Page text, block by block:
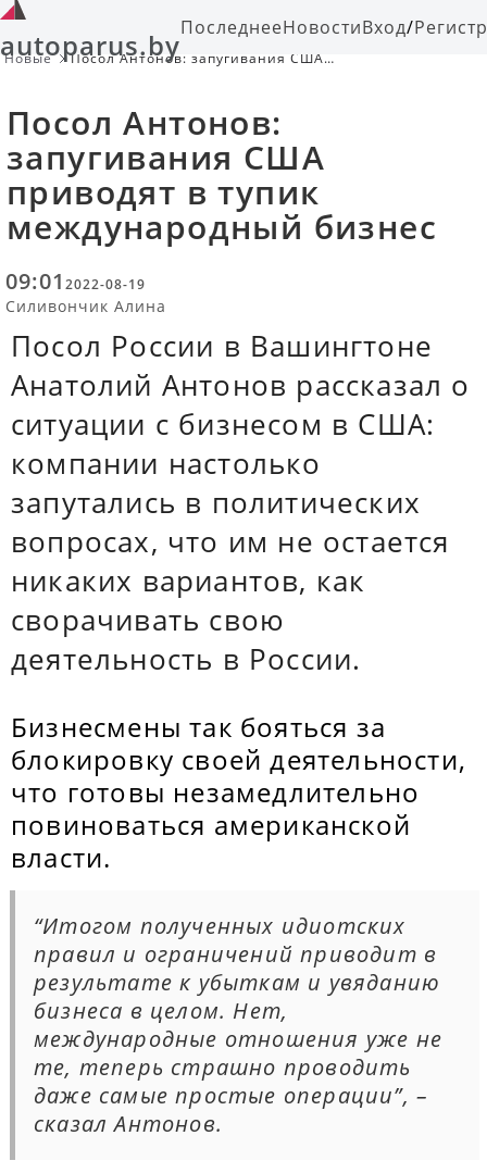
autoparus.byПоследнееНовостиВход/
Новые
Посол Антонов: запугивания США
Посол Антонов:
запугивания США
приводят в тупик
международный бизнес
09:01 2022-08-19
Силивончик Алина
Посол России в Вашингтоне
Анатолий Антонов рассказал о
ситуации с бизнесом в США:
компании настолько
запутались в политических
вопросах, что им не остается
никаких вариантов, как
сворачивать свою
деятельность в России.
Бизнесмены так бояться за
блокировку своей деятельности,
что готовы незамедлительно
повиноваться американской
власти.
“Итогом полученных идиотских
правил и ограничений приводит в
результате к убыткам и увяданию
бизнеса в целом. Нет,
международные отношения уже не
те, теперь страшно проводить
даже самые простые операции”, –
сказал Антонов.